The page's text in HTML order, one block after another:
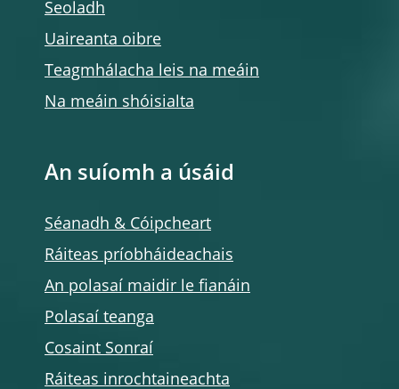
Seoladh
Uaireanta oibre
Teagmhálacha leis na meáin
Na meáin shóisialta
An suíomh a úsáid
Séanadh & Cóipcheart
Ráiteas príobháideachais
An polasaí maidir le fianáin
Polasaí teanga
Cosaint Sonraí
Ráiteas inrochtaineachta